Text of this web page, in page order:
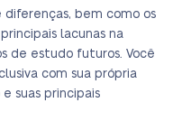
diferenças, bem como os
lacunas na
de estudo futuros. Você
com sua própria
suas principais